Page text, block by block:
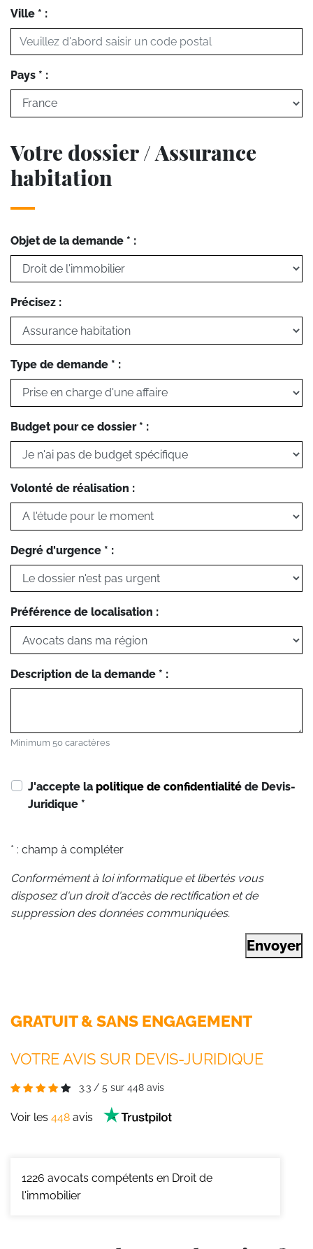
Ville * :
Pays * :
Votre dossier / Assurance
habitation
Objet de la demande * :
Précisez :
Type de demande * :
Budget pour ce dossier * :
Volonté de réalisation :
Degré d'urgence * :
Préférence de localisation :
Description de la demande * :
Minimum 50 caractères
J'accepte la politique de confidentialité de Devis-
Juridique *
* : champ à compléter
Conformément à loi informatique et libertés vous
disposez d'un droit d'accès de rectification et de
suppression des données communiquées.
Envoyer
GRATUIT & SANS ENGAGEMENT
VOTRE AVIS SUR DEVIS-JURIDIQUE
3.3 / 5 sur 448 avis
Voir les 448 avis
1226 avocats compétents en Droit de
l'immobilier